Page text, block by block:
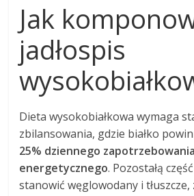
Jak
jadłospis
Dieta wysokobiałkowa wymaga
zbilansowania, gdzie białko
25% dziennego zapotrzebowania
energetycznego. Pozostałą
stanowić węglowodany i tłuszcze,